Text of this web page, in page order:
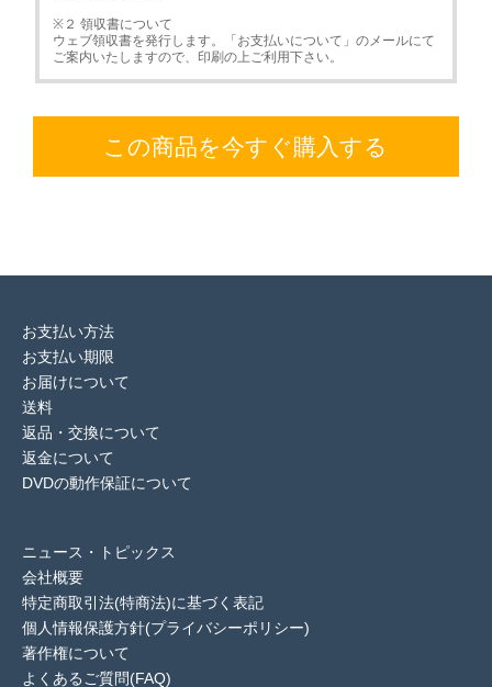
※２ 領収書について
ウェブ領収書を発行します。「お支払いについて」のメールにて
ご案内いたしますので、印刷の上ご利用下さい。
この商品を今すぐ購入する
お支払い方法
お支払い期限
お届けについて
送料
返品・交換について
返金について
DVDの動作保証について
ニュース・トピックス
会社概要
特定商取引法(特商法)に基づく表記
個人情報保護方針(プライバシーポリシー)
著作権について
よくあるご質問(FAQ)